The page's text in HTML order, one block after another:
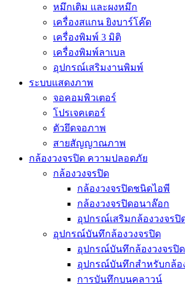
หมึกเติม และผงหมึก
เครื่องสแกน ยิงบาร์โค๊ด
เครื่องพิมพ์ 3 มิติ
เครื่องพิมพ์ลาเบล
อุปกรณ์เสริมงานพิมพ์
ระบบแสดงภาพ
จอคอมพิวเตอร์
โปรเจคเตอร์
ตัวยึดจอภาพ
สายสัญญาณภาพ
กล้องวงจรปิด ความปลอดภัย
กล้องวงจรปิด
กล้องวงจรปิดชนิดไอพี
กล้องวงจรปิดอนาล๊อก
อุปกรณ์เสริมกล้องวงจรปิ
อุปกรณ์บันทึกล้องวงจรปิด
อุปกรณ์บันทึกล้องวงจรปิ
อุปกรณ์บันทึกสำหรับกล้อ
การบันทึกบนคลาวน์